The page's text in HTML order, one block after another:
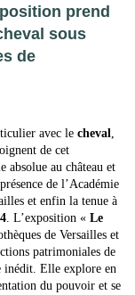
prend
sous
de
avec le cheval,
de cet
absolue au château et
de l’Académie
et enfin la tenue à
. L’exposition « Le
de Versailles et
patrimoniales de
inédit. Elle explore en
du pouvoir et se